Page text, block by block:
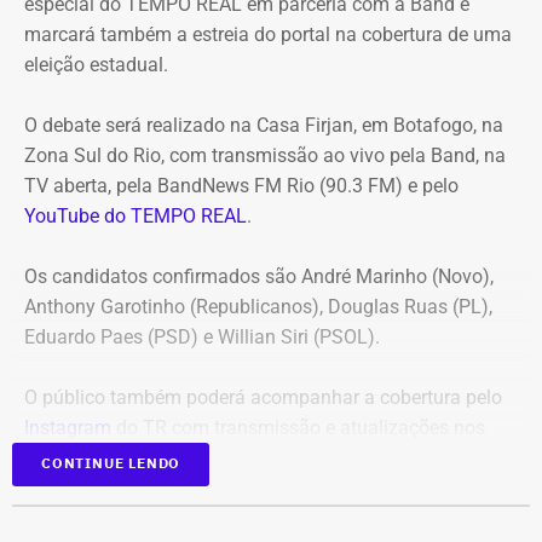
pagamentos decorrentes do acordo milionário, que
ultrapassava R$ 100 milhões.
Montebello Willeman, que apontou uma série de
irregularidades no planejamento da concorrência
eletrônica SRP nº 041/2025 e concluiu que os problemas
comprometem a competitividade do certame e, além
a Secretaria Municipal de Obras e Agricultura e a empresa
vencedora.
ausência de estudo comparativo entre a locação e a
compra dos equipamentos
de preços e dos quantitativos, além da concentração de
todo o objeto em um único lote, sem justificativa técnica
marcará também a estreia do portal na cobertura de uma
eleição estadual.
O debate será realizado na Casa Firjan, em Botafogo, na
Zona Sul do Rio, com transmissão ao vivo pela Band, na
TV aberta, pela BandNews FM Rio (90.3 FM) e pelo
YouTube do TEMPO REAL.
Os candidatos confirmados são André Marinho (Novo),
Anthony Garotinho (Republicanos), Douglas Ruas (PL),
Eduardo Paes (PSD) e Willian Siri (PSOL).
O público também poderá acompanhar a cobertura pelo
Instagram
Stories.
CONTINUE LENDO